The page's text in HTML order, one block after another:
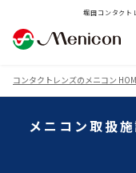
堀田コンタクト
コンタクトレンズのメニコン
メニコン取扱